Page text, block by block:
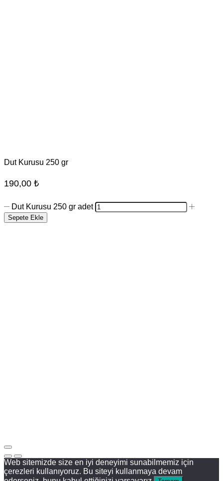
Dut Kurusu 250 gr
190,00 ₺
Dut Kurusu 250 gr adet
Sepete Ekle
Web sitemizde size en iyi deneyimi sunabilmemiz için
çerezleri kullanıyoruz. Bu siteyi kullanmaya devam